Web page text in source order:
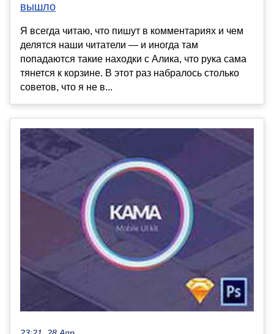
вышло
Я всегда читаю, что пишут в комментариях и чем
делятся наши читатели — и иногда там
попадаются такие находки с Алика, что рука сама
тянется к корзине. В этот раз набралось столько
советов, что я не в...